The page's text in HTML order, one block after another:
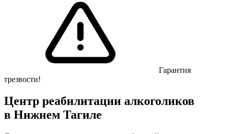
Гарантия
трезвости!
Центр реабилитации алкоголиков
в Нижнем Тагиле